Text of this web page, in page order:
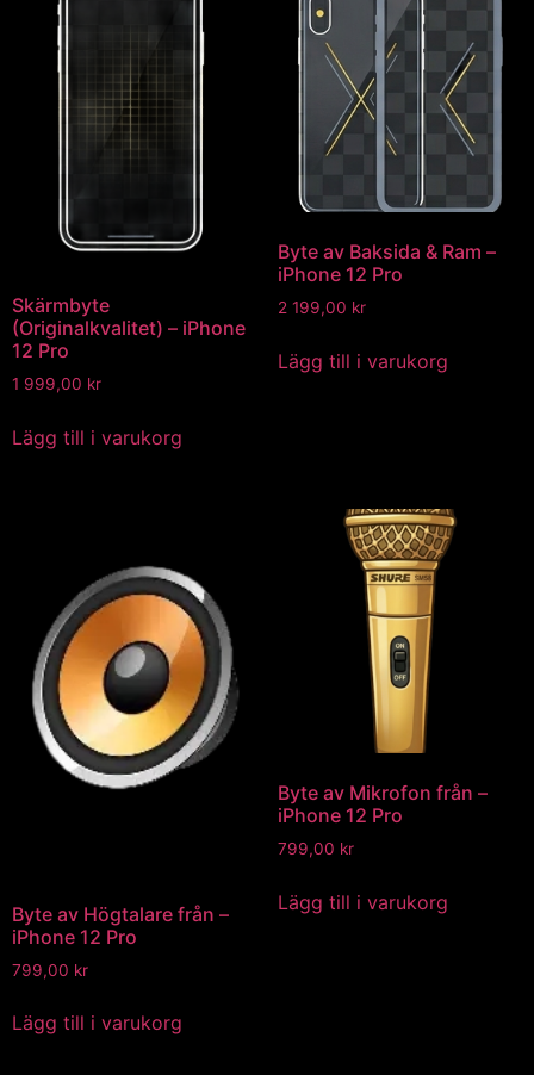
Skärmbyte
(Originalkvalitet) – iPhone
12 Pro
1 999,00 kr
Lägg till i varukorg
Byte av Baksida & Ram –
iPhone 12 Pro
2 199,00 kr
Lägg till i varukorg
Byte av Högtalare från –
iPhone 12 Pro
799,00 kr
Lägg till i varukorg
Byte av Mikrofon från –
iPhone 12 Pro
799,00 kr
Lägg till i varukorg